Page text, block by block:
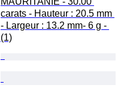
carats - Hauteur : 20.5 mm
- Largeur : 13.2 mm- 6 g -
(1)